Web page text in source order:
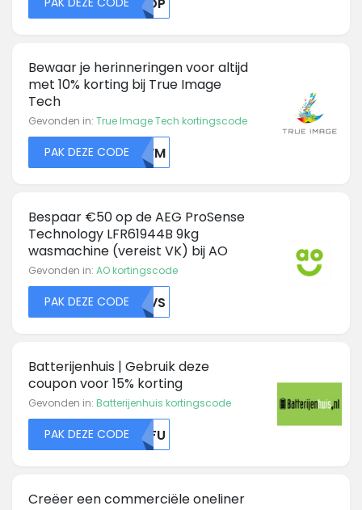
T0DP
Bewaar je herinneringen voor altijd
met 10% korting bij True Image
Tech
Gevonden in: True Image Tech kortingscode
PAK DEZE CODEUKVM
Bespaar €50 op de AEG ProSense
Technology LFR61944B 9kg
wasmachine (vereist VK) bij AO
Gevonden in: AO kortingscode
PAK DEZE CODEMDVS
Batterijenhuis | Gebruik deze
coupon voor 15% korting
Gevonden in: Batterijenhuis kortingscode
PAK DEZE CODE NTFU
Creëer een commerciële oneliner